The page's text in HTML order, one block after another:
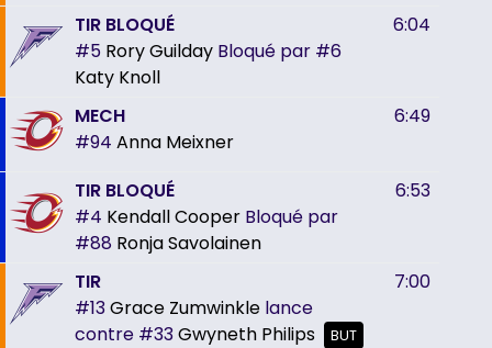
TIR BLOQUÉ
#5 Rory Guilday Bloqué par #6
Katy Knoll
6:04
MECH
#94 Anna Meixner
6:49
TIR BLOQUÉ
#4 Kendall Cooper Bloqué par
#88 Ronja Savolainen
6:53
TIR
#13Grace Zumwinkle lance
contre #33Gwyneth Philips BUT
7:00